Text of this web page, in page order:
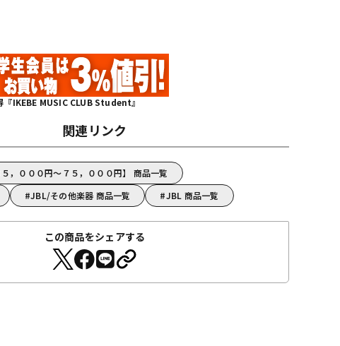
IKEBE MUSIC CLUB Student』
関連リンク
，０００円～７５，０００円】 商品一覧
JBL/その他楽器 商品一覧 JBL 商品一覧
この商品をシェアする